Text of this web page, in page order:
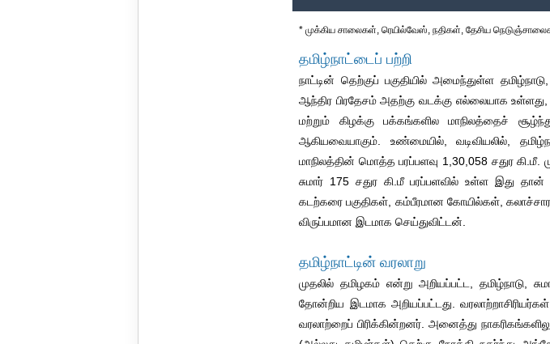
* முக்கிய சாலைகள், ரெயில்வேஸ், நதிகள், தேசிய
தமிழ்நாட்டைப் பற்றி
நாட்டின் தெற்குப் பகுதியில் அமைந்துள்ள
ஆந்திர பிரதேசம் அதற்கு வடக்கு எல்லையாக
மற்றும் கிழக்கு பக்கங்களில மாநிலத்தைச்
ஆகியவையாகும். உண்மையில், வடிவியலில்,
மாநிலத்தின் மொத்த பரப்பளவு 1,30,058 சதுர
சுமார் 175 சதுர கி.மீ பரப்பளவில் உள்ள
கடற்கரை பகுதிகள், கம்பீரமான கோயில்கள்,
விருப்பமான இடமாக செய்துவிட்டன்.
தமிழ்நாட்டின் வரலாறு
முதலில் தமிழகம் என்று அறியப்பட்ட, தமிழ்நாடு,
தோன்றிய இடமாக அறியப்பட்டது.
வரலாற்றைப் பிரிக்கின்றனர். அனைத்து